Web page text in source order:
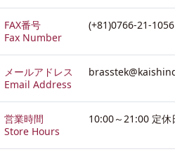
FAX番号
Fax Number
(+81)0766-21-1056
メールアドレス
Email Address
営業時間
Store Hours
10:00～21:00 定休